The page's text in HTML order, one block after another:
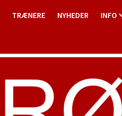
TRÆNERE NYHEDER INFO